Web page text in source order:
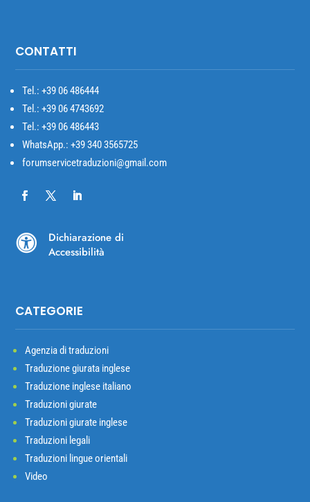
CONTATTI
Tel.: +3906 486444
Tel.: +39 06 4743692
Tel.: +39 06 486443
WhatsApp.: +39 340 3565725
forumservicetraduzioni@gmail.com

Dichiarazione di
Accessibilità
CATEGORIE
Agenzia di traduzioni
Traduzione giurata inglese
Traduzione inglese italiano
Traduzioni giurate
Traduzioni giurate inglese
Traduzioni legali
Traduzioni lingue orientali
Video